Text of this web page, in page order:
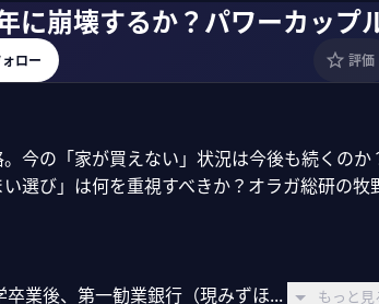
に崩壊するか？パワーカップ
ロー 評価
今の「家が買えない」状況は今後も続くの
選び」は何を重視すべきか？オラガ総研の牧
業後、第一勧業銀行（現みずほ...
もっと見